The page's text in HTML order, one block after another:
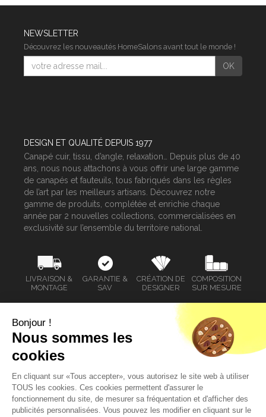
NEWSLETTER
Découvrez les nouveautés HomeSalons avant tout le monde !
OK
DESIGN ET QUALITÉ DEPUIS 1977
Canapé cuir, tissu, d’angle, relaxation… Depuis plus de 40
ans, nous nous attachons à vous offrir une large gamme
de canapés et fauteuils, tous fabriqués dans les règles
de l’art par les meilleurs artisans. Découvrez notre
gamme de produits, complétée et enrichie chaque
année par 2 nouvelles collections, commercialisées en
exclusivité sur l’ensemble du territoire national.
LIVRAISON &
MONTAGE
GARANTIE &
SAV
CRÉATION DE
DESIGNER
COMPOSITION
SUR MESURE
SERVICE CLIENT
MAGASINS HOMESALONS
MENTIONS LÉGALES
Bonjour !
Nous sommes les
cookies
En cliquant sur «Tous accepter», vous autorisez le site web à utiliser
TOUS les cookies. Ces cookies permettent d'assurer le
fonctionnement du site, de mesurer sa fréquentation et d'afficher des
publicités personnalisées. Vous pouvez les modifier en cliquant sur le